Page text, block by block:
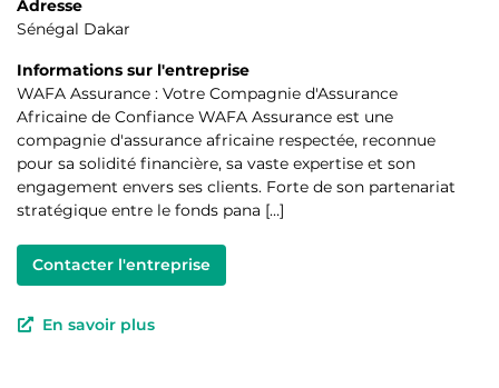
Adresse
Sénégal Dakar
Informations sur l'entreprise
WAFA Assurance : Votre Compagnie d'Assurance
Africaine de Confiance WAFA Assurance est une
compagnie d'assurance africaine respectée, reconnue
pour sa solidité financière, sa vaste expertise et son
engagement envers ses clients. Forte de son partenariat
stratégique entre le fonds pana […]
Contacter l'entreprise
En savoir plus